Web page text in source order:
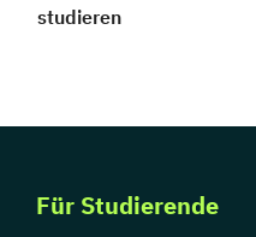
studieren
Für Studierende